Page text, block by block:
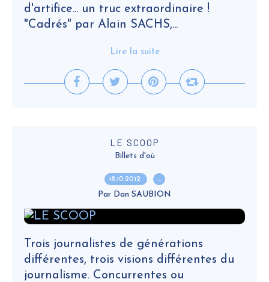
d'artifice... un truc extraordinaire !
"Cadrés" par Alain SACHS,...
Lire la suite
LE SCOOP
Billets d'où
18.10.2012 …
Par Dan SAUBION
Trois journalistes de générations
différentes, trois visions différentes du
journalisme. Concurrentes ou